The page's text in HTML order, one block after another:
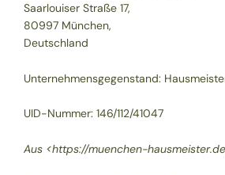
Saarlouiser Straße 17,
80997 München,
Deutschland
Unternehmensgegenstand:
UID-Nummer: 146/112/41047
Aus <https://muenchen-